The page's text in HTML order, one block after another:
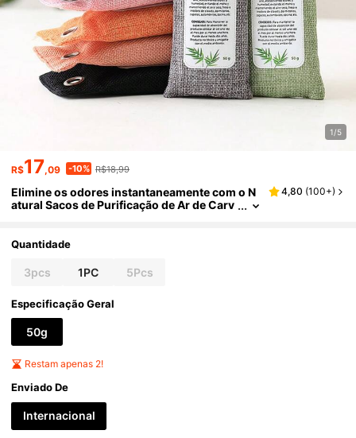
1/5
R$17,09 -10% R$18,99
Elimine os odores instantaneamente com o N
atural Sacos de Purificação de Ar de Carv
4,80 (100+)
Quantidade
3pcs 1PC 5Pcs
Especificação Geral
50g
Restam apenas 2!
Enviado De
Internacional